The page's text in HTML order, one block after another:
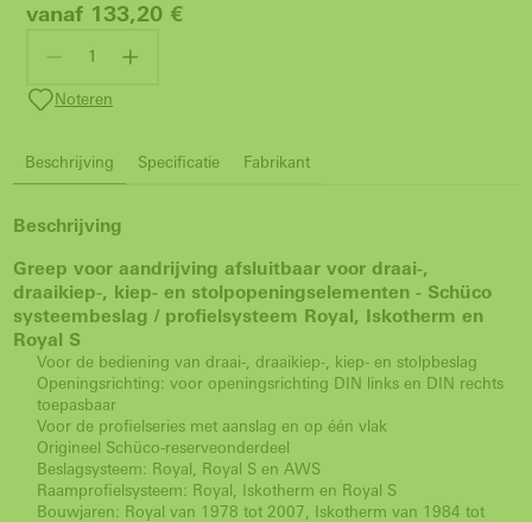
vanaf 133,20 €
Noteren
Beschrijving Specificatie Fabrikant
Beschrijving
Greep voor aandrijving afsluitbaar voor draai-,
draaikiep-, kiep- en stolpopeningselementen - Schüco
systeembeslag / profielsysteem Royal, Iskotherm en
Royal S
Voor de bediening van draai-, draaikiep-, kiep- en stolpbeslag
Openingsrichting: voor openingsrichting DIN links en DIN rechts
toepasbaar
Voor de profielseries met aanslag en op één vlak
Origineel Schüco-reserveonderdeel
Beslagsysteem: Royal, Royal S en AWS
Raamprofielsysteem: Royal, Iskotherm en Royal S
Bouwjaren: Royal van 1978 tot 2007, Iskotherm van 1984 tot